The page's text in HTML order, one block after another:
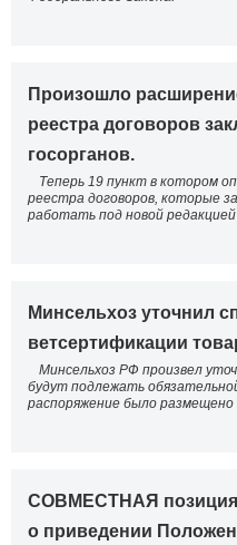
Произошло
реестра договоров
госорганов.
Теперь 19 пункт в котором
реестра договоров, которые
работать под новой редакцией
Минсельхоз уточнил
ветсертификации
Минсельхоз РФ произвел
будут подлежать
распоряжение было
СОВМЕСТНАЯ
о приведении